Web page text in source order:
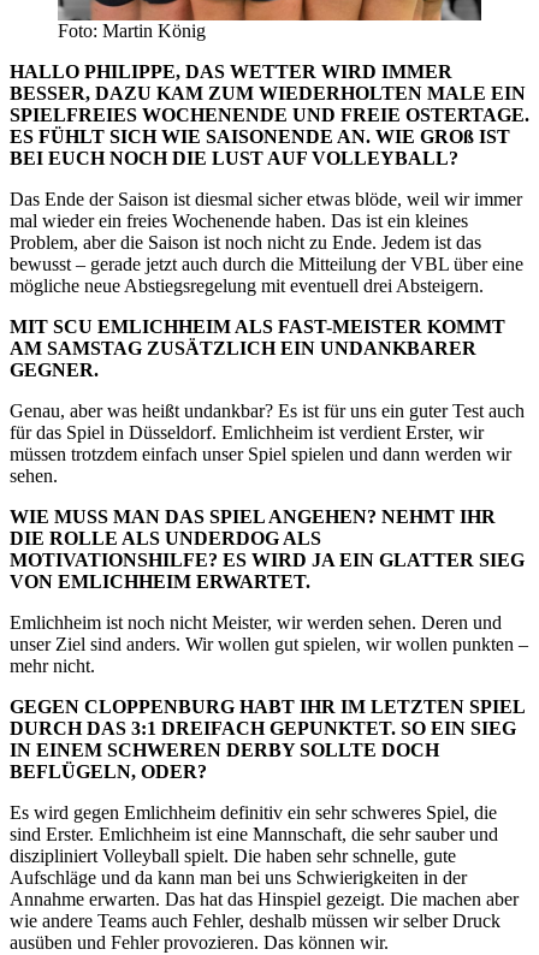
Foto: Martin König
HALLO PHILIPPE, DAS WETTER WIRD IMMER
BESSER, DAZU KAM ZUM WIEDERHOLTEN MALE EIN
SPIELFREIES WOCHENENDE UND FREIE OSTERTAGE.
ES FÜHLT SICH WIE SAISONENDE AN. WIE GROß IST
BEI EUCH NOCH DIE LUST AUF VOLLEYBALL?
Das Ende der Saison ist diesmal sicher etwas blöde, weil wir immer
mal wieder ein freies Wochenende haben. Das ist ein kleines
Problem, aber die Saison ist noch nicht zu Ende. Jedem ist das
bewusst – gerade jetzt auch durch die Mitteilung der VBL über eine
mögliche neue Abstiegsregelung mit eventuell drei Absteigern.
MIT SCU EMLICHHEIM ALS FAST-MEISTER KOMMT
AM SAMSTAG ZUSÄTZLICH EIN UNDANKBARER
GEGNER.
Genau, aber was heißt undankbar? Es ist für uns ein guter Test auch
für das Spiel in Düsseldorf. Emlichheim ist verdient Erster, wir
müssen trotzdem einfach unser Spiel spielen und dann werden wir
sehen.
WIE MUSS MAN DAS SPIEL ANGEHEN? NEHMT IHR
DIE ROLLE ALS UNDERDOG ALS
MOTIVATIONSHILFE? ES WIRD JA EIN GLATTER SIEG
VON EMLICHHEIM ERWARTET.
Emlichheim ist noch nicht Meister, wir werden sehen. Deren und
unser Ziel sind anders. Wir wollen gut spielen, wir wollen punkten –
mehr nicht.
GEGEN CLOPPENBURG HABT IHR IM LETZTEN SPIEL
DURCH DAS 3:1 DREIFACH GEPUNKTET. SO EIN SIEG
IN EINEM SCHWEREN DERBY SOLLTE DOCH
BEFLÜGELN, ODER?
Es wird gegen Emlichheim definitiv ein sehr schweres Spiel, die
sind Erster. Emlichheim ist eine Mannschaft, die sehr sauber und
diszipliniert Volleyball spielt. Die haben sehr schnelle, gute
Aufschläge und da kann man bei uns Schwierigkeiten in der
Annahme erwarten. Das hat das Hinspiel gezeigt. Die machen aber
wie andere Teams auch Fehler, deshalb müssen wir selber Druck
ausüben und Fehler provozieren. Das können wir.